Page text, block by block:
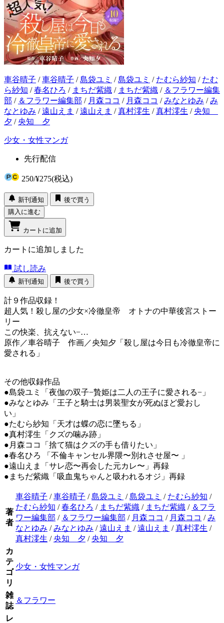
車谷晴子 /車谷晴子 /島袋ユミ /島袋ユミ / たむら紗知 / たむ
ら紗知 /春名ひろ / まちだ紫織 / まちだ紫織 / ＆フラワー編集
部 / ＆フラワー編集部 / 月森ココ / 月森ココ /みなとゆみ /み
なとゆみ /遠山えま /遠山えま /真村澪生 /真村澪生 /央知
夕 /央知 夕
少女・女性マンガ
先行配信
250/¥275(税込)
新刊通知
後で買う
購入に進む
カートに追加
カートに追加しました
試し読み
新刊通知 後で買う
計９作品収録！
超人気！殺し屋の少女×冷徹皇帝 オトナの中華後宮ストー
リー
この快楽、抗えない−…
原作／車谷晴子 作画／央知夕「殺し屋は今日も冷徹皇帝に
愛される」
その他収録作品
●島袋ユミ「夜伽の双子−贄姫は二人の王子に愛される−」
●みなとゆみ「王子と騎士は男装聖女が死ぬほど愛おし
い」
●たむら紗知「天才は蝶の恋に墜ちる」
●真村澪生「クズの噛み跡」
●月森ココ「捨て猫はクズの手も借りたい」
●春名ひろ 「不倫キャンセル界隈〜別れさせ屋〜 」
●遠山えま「サレ恋〜再会した元カレ〜」再録
●まちだ紫織「吸血鬼ちゃんと吸われるオジ」再録
著
者
車谷晴子 /車谷晴子 /島袋ユミ /島袋ユミ / たむら紗知 /
たむら紗知 /春名ひろ / まちだ紫織 / まちだ紫織 / ＆フラ
ワー編集部 / ＆フラワー編集部 / 月森ココ / 月森ココ /み
なとゆみ /みなとゆみ /遠山えま /遠山えま /真村澪生 /
真村澪生 /央知 夕 /央知 夕
カ
テ
ゴ
リ
少女・女性マンガ
雑
誌
＆フラワー
レ